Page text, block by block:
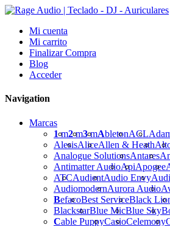
Mi cuenta
Mi carrito
Finalizar Compra
Blog
Acceder
Navigation
Marcas
1m2m3mAbletonACL
AlesisAliceAllen & Heath
Analogue SolutionsAntares
Antimatter AudioApiApogee
ATCAudientAudio Envy
AudiomodernAurora Audio
BefacoBest ServiceBlack
BlackstarBlue MicBlue Sky
Cable PuppyCasioCelemony